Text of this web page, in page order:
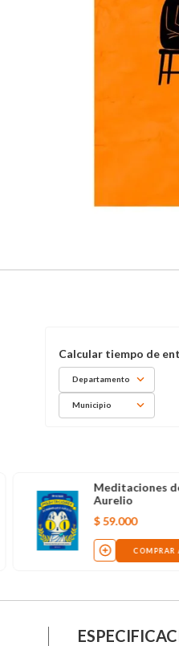
Departamento
Municipio
Sobre el
naturaleza
$70.000